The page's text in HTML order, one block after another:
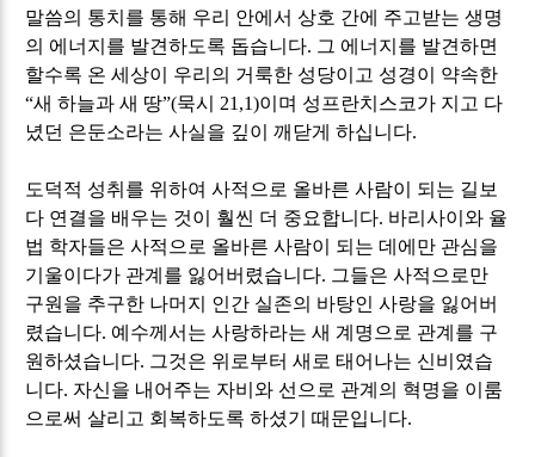
말씀의 통치를 통해 우리 안에서 상호 간에 주고받는 생명
의 에너지를 발견하도록 돕습니다. 그 에너지를 발견하면
할수록 온 세상이 우리의 거룩한 성당이고 성경이 약속한
“새 하늘과 새 땅”(묵시 21,1)이며 성프란치스코가 지고 다
녔던 은둔소라는 사실을 깊이 깨닫게 하십니다.
도덕적 성취를 위하여 사적으로 올바른 사람이 되는 길보
다 연결을 배우는 것이 훨씬 더 중요합니다. 바리사이와 율
법 학자들은 사적으로 올바른 사람이 되는 데에만 관심을
기울이다가 관계를 잃어버렸습니다. 그들은 사적으로만
구원을 추구한 나머지 인간 실존의 바탕인 사랑을 잃어버
렸습니다. 예수께서는 사랑하라는 새 계명으로 관계를 구
원하셨습니다. 그것은 위로부터 새로 태어나는 신비였습
니다. 자신을 내어주는 자비와 선으로 관계의 혁명을 이룸
으로써 살리고 회복하도록 하셨기 때문입니다.